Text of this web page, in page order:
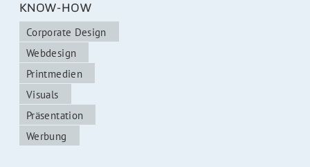
KNOW-HOW
Corporate Design
Webdesign
Printmedien
Visuals
Präsentation
Werbung